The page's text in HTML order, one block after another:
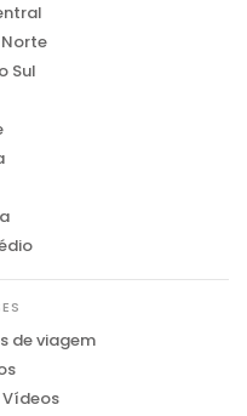
Sul
de viagem
Vídeos